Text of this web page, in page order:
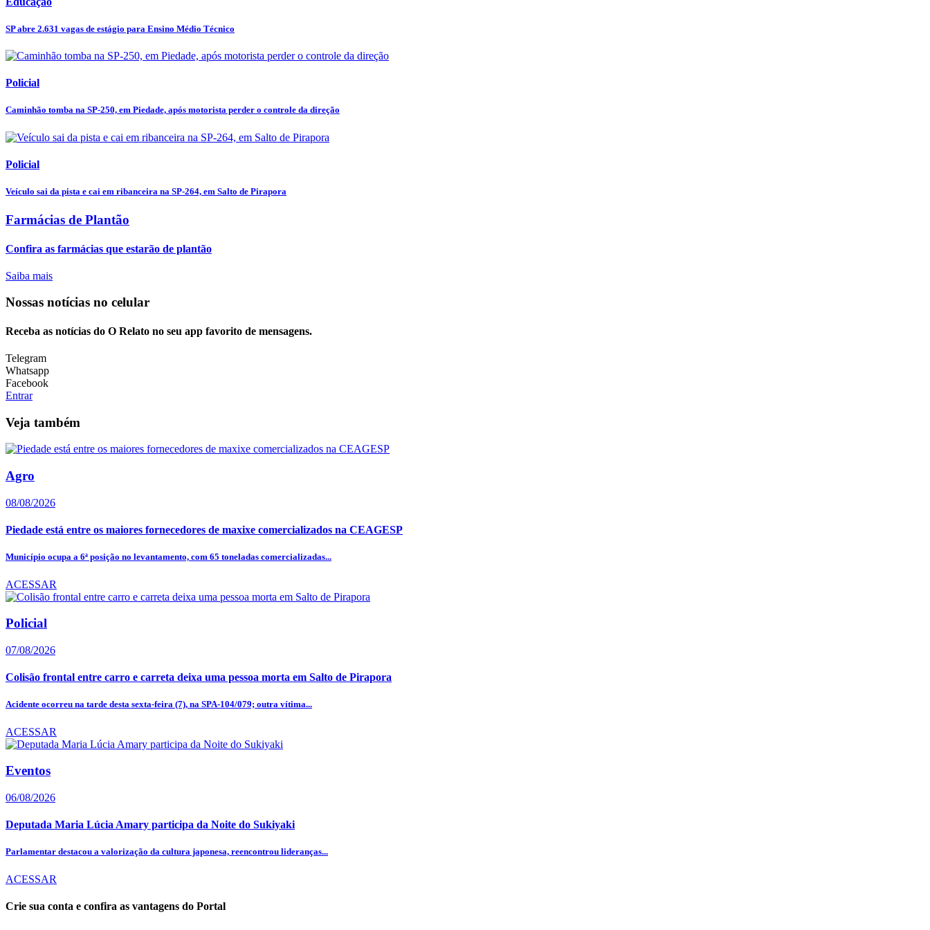
SP abre 2.631 vagas de estágio para Ensino Médio Técnico
Policial
Caminhão tomba na SP-250, em Piedade, após motorista perder o controle da direção
Policial
Veículo sai da pista e cai em ribanceira na SP-264, em Salto de Pirapora
Farmácias de Plantão
Confira as farmácias que estarão de plantão
Saiba mais
Nossas notícias no celular
Receba as notícias do O Relato no seu app favorito de mensagens.
Telegram
Whatsapp
Facebook
Entrar
Veja também
Agro
08/08/2026
Piedade está entre os maiores fornecedores de maxixe comercializados na CEAGESP
Município ocupa a 6ª posição no levantamento, com 65 toneladas comercializadas...
ACESSAR
Policial
07/08/2026
Colisão frontal entre carro e carreta deixa uma pessoa morta em Salto de Pirapora
Acidente ocorreu na tarde desta sexta-feira (7), na SPA-104/079; outra vítima...
ACESSAR
Eventos
06/08/2026
Deputada Maria Lúcia Amary participa da Noite do Sukiyaki
Parlamentar destacou a valorização da cultura japonesa, reencontrou lideranças...
ACESSAR
Crie sua conta e confira as vantagens do Portal